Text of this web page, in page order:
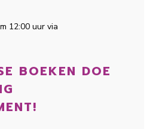
12:00 uur via
BOEKEN DOE